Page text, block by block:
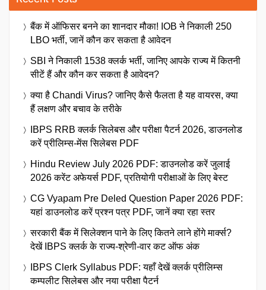
बैंक में ऑफिसर बनने का शानदार मौका! IOB ने निकाली 250
LBO भर्ती, जानें कौन कर सकता है आवेदन
SBI ने निकाली 1538 क्लर्क भर्ती, जानिए आपके राज्य में कितनी
सीटें हैं और कौन कर सकता है आवेदन?
क्या है Chandi Virus? जानिए कैसे फैलता है यह वायरस, क्या
हैं लक्षण और बचाव के तरीके
IBPS RRB क्लर्क सिलेबस और परीक्षा पैटर्न 2026, डाउनलोड
करें प्रीलिम्स-मेंस सिलेबस PDF
Hindu Review July 2026 PDF: डाउनलोड करें जुलाई
2026 करेंट अफेयर्स PDF, प्रतियोगी परीक्षाओं के लिए बेस्ट
CG Vyapam Pre Deled Question Paper 2026 PDF:
यहां डाउनलोड करें प्रश्न पत्र PDF, जानें क्या रहा स्तर
सरकारी बैंक में सिलेक्शन पाने के लिए कितने लाने होंगे मार्क्स?
देखें IBPS क्लर्क के राज्य-श्रेणी-वार कट ऑफ अंक
IBPS Clerk Syllabus PDF: यहाँ देखें क्लर्क प्रीलिम्स
कम्पलीट सिलेबस और नया परीक्षा पैटर्न